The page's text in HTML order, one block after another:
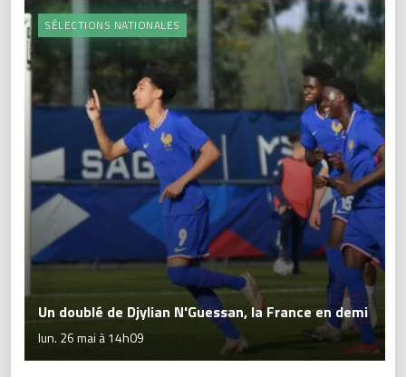
SÉLECTIONS NATIONALES
Un doublé de Djylian N'Guessan, la France en demi
lun. 26 mai à 14h09